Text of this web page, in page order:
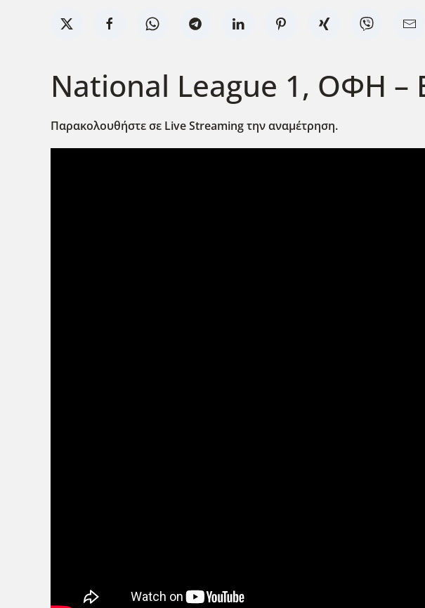
National League 1, ΟΦΗ –
Παρακολουθήστε σε LiveStreamingτην αναμέτρηση.